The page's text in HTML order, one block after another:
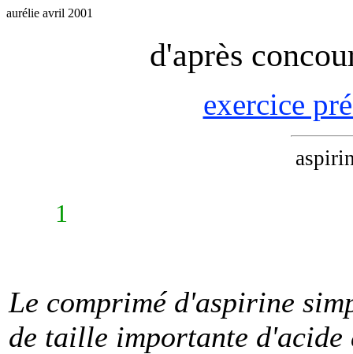
aurélie avril 2001
d'après
exercice
1
Le comprimé d'aspirine
de taille importante